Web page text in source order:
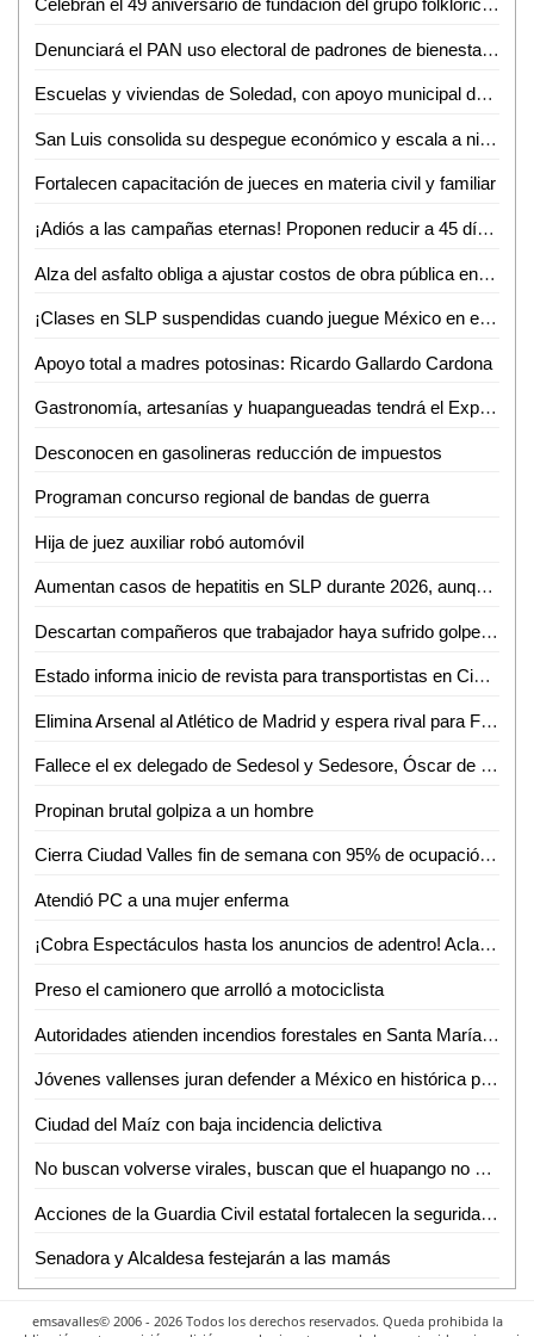
Celebran el 49 aniversario de fundación del grupo folklórico huasteco
Denunciará el PAN uso electoral de padrones de bienestar en cuanto inicie el proceso electoral
Escuelas y viviendas de Soledad, con apoyo municipal de abasto de agua: alcalde
San Luis consolida su despegue económico y escala a nivel nacional
Fortalecen capacitación de jueces en materia civil y familiar
¡Adiós a las campañas eternas! Proponen reducir a 45 días el periodo electoral SLP
Alza del asfalto obliga a ajustar costos de obra pública en SLP
¡Clases en SLP suspendidas cuando juegue México en el Mundial!
Apoyo total a madres potosinas: Ricardo Gallardo Cardona
Gastronomía, artesanías y huapangueadas tendrá el Expo Bazar 2026 en Ciudad Valles
Desconocen en gasolineras reducción de impuestos
Programan concurso regional de bandas de guerra
Hija de juez auxiliar robó automóvil
Aumentan casos de hepatitis en SLP durante 2026, aunque con baja incidencia
Descartan compañeros que trabajador haya sufrido golpe de calor en gasolinera
Estado informa inicio de revista para transportistas en Ciudad Valles
Elimina Arsenal al Atlético de Madrid y espera rival para Final de la Champions.
Fallece el ex delegado de Sedesol y Sedesore, Óscar de la Cruz Requena
Propinan brutal golpiza a un hombre
Cierra Ciudad Valles fin de semana con 95% de ocupación hotelera y miles de turistas en parajes
Atendió PC a una mujer enferma
¡Cobra Espectáculos hasta los anuncios de adentro! Aclaran dudas a comerciantes de Valles
Preso el camionero que arrolló a motociclista
Autoridades atienden incendios forestales en Santa María del Río y Cárdenas
Jóvenes vallenses juran defender a México en histórica protesta de bandera del SMN
Ciudad del Maíz con baja incidencia delictiva
No buscan volverse virales, buscan que el huapango no se pierda en los pueblos: Trío Sierra Gorda
Acciones de la Guardia Civil estatal fortalecen la seguridad en San Luis Potosí
Senadora y Alcaldesa festejarán a las mamás
emsavalles© 2006 - 2026 Todos los derechos reservados. Queda prohibida la